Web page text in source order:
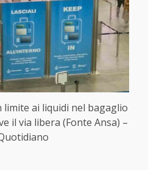
limite ai liquidi nel bagaglio
il via libera (Fonte Ansa) –